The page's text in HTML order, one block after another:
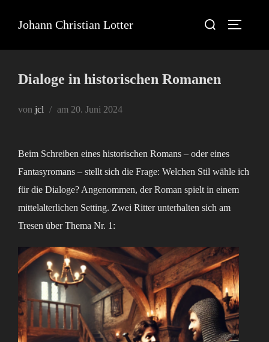
InhaltJohann Christian Lotter
Suchen
Dialoge in historischen Romanen
von jcl am Veröffentlicht
20. Juni 2024
Beim Schreiben eines historischen Romans – oder eines
Fantasyromans – stellt sich die Frage: Welchen Stil wähle ich
für die Dialoge? Angenommen, der Roman spielt in einem
mittelalterlichen Setting. Zwei Ritter unterhalten sich am
Tresen über Thema Nr. 1: